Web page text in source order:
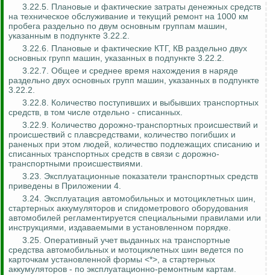
3.22.5. Плановые и фактические затраты денежных средств
на техническое обслуживание и текущий ремонт на 1000 км
пробега раздельно по двум основным группам машин,
указанным в подпункте 3.22.2.
3.22.6. Плановые и фактические КТГ, КВ раздельно двух
основных групп машин, указанных в подпункте 3.22.2.
3.22.7. Общее и среднее время нахождения в наряде
раздельно двух основных групп машин, указанных в подпункте
3.22.2.
3.22.8. Количество поступивших и выбывших транспортных
средств, в том числе отдельно - списанных.
3.22.9. Количество дорожно-транспортных происшествий и
происшествий с плавсредствами, количество погибших и
раненых при этом людей, количество подлежащих списанию и
списанных транспортных средств в связи с дорожно-
транспортными происшествиями.
3.23. Эксплуатационные показатели транспортных средств
приведены в Приложении 4.
3.24. Эксплуатация автомобильных и мотоциклетных шин,
стартерных аккумуляторов и спидометрового оборудования
автомобилей регламентируется специальными правилами или
инструкциями, издаваемыми в установленном порядке.
3.25. Оперативный учет выданных на транспортные
средства автомобильных и мотоциклетных шин ведется по
карточкам установленной формы <*>, а стартерных
аккумуляторов - по эксплуатационно-ремонтным картам.